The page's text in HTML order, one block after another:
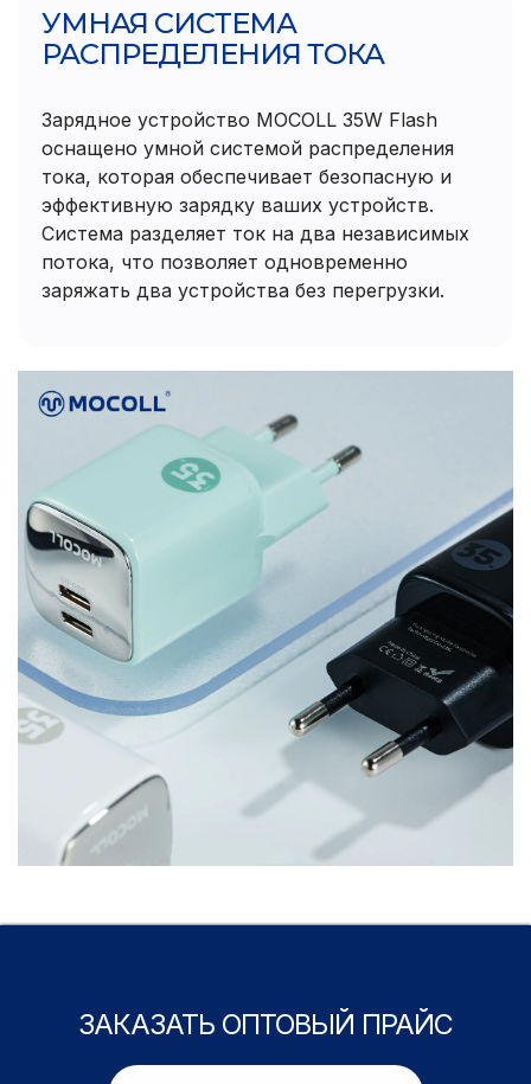
УМНАЯ СИСТЕМА
РАСПРЕДЕЛЕНИЯ ТОКА
Зарядное устройство MOCOLL 35W Flash
оснащено умной системой распределения
тока, которая обеспечивает безопасную и
эффективную зарядку ваших устройств.
Система разделяет ток на два независимых
потока, что позволяет одновременно
заряжать два устройства без перегрузки.
ЗАКАЗАТЬ ОПТОВЫЙ ПРАЙС